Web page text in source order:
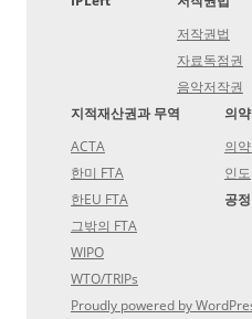
저작권법
자료독점권
음악저작권
지적재산권과 무역
ACTA
한미 FTA
한EU FTA
그밖의 FTA
WIPO
WTO/TRIPs
의
의
인도
공
Proudly powered by